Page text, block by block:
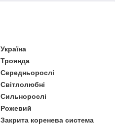
Україна
Троянда
Середньорослі
Світлолюбні
Сильнорослі
Рожевий
Закрита коренева система